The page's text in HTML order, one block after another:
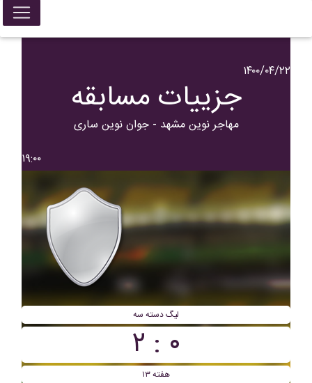
۱۴۰۰/۰۴/۲۲
جزییات مسابقه
مهاجر نوین مشهد - جوان نوین ساری
۱۹:۰۰
ليگ دسته سه
۰ : ۲
هفته ۱۳